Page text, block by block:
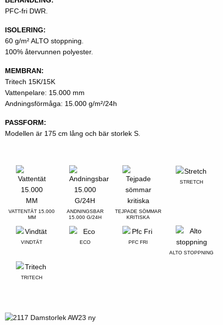
PFC-fri DWR.
ISOLERING:
60 g/m² ALTO stoppning.
100% återvunnen polyester.
MEMBRAN:
Tritech 15K/15K
Vattenpelare: 15.000 mm
Andningsförmåga: 15.000 g/m²/24h
PASSFORM:
Modellen är 175 cm lång och bär storlek S.
VATTENTÄT 15.000
MM
ANDNINGSBAR
15.000 G/24H
TEJPADE SÖMMAR
KRITISKA
STRETCH
VINDTÄT ECO
PFC FRI
ALTO STOPPNING
TRITECH